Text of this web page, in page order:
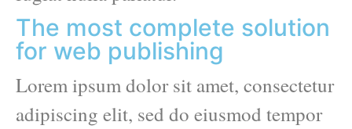
The most complete solution
for web publishing
Lorem ipsum dolor sit amet, consectetur
adipiscing elit, sed do eiusmod tempor